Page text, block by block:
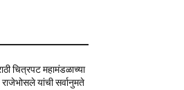
चित्रपट महामंडळाच्या
यांची सर्वानुमते